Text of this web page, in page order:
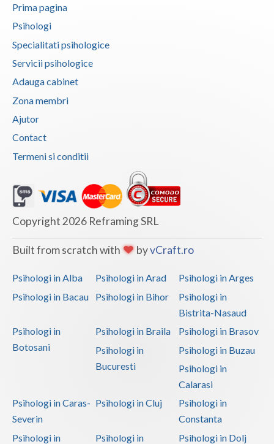
Prima pagina
Psihologi
Specialitati psihologice
Servicii psihologice
Adauga cabinet
Zona membri
Ajutor
Contact
Termeni si conditii
Copyright 2026 Reframing SRL
Built from scratch with byvCraft.ro
Psihologi in Alba Psihologi in Arad
Psihologi in Arges
Psihologi in Bacau
Psihologi in Bihor
Psihologi in
Bistrita-Nasaud
Psihologi in
Botosani
Psihologi in Braila
Psihologi in Brasov
Psihologi in
Bucuresti
Psihologi in Buzau
Psihologi in
Calarasi
Psihologi in Caras-
Severin
Psihologi in Cluj
Psihologi in
Constanta
Psihologi in
Psihologi in
Psihologi in Dolj